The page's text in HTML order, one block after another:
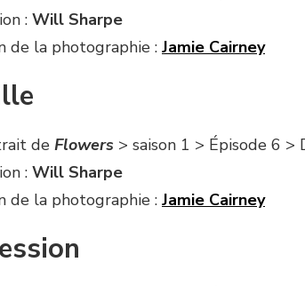
: Will Sharpe
de la photographie : Jamie Cairney
de Flowers > saison 1 > Épisode 6
: Will Sharpe
de la photographie : Jamie Cairney